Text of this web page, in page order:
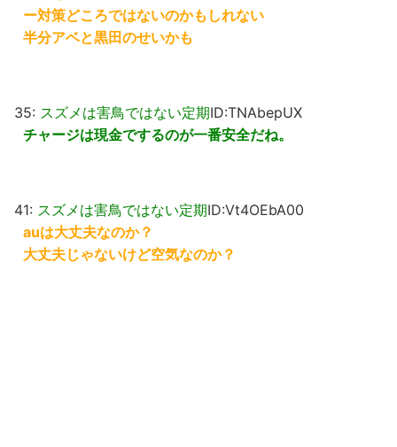
ー対策どころではないのかもしれない
半分アベと黒田のせいかも
35: スズメは害鳥ではない定期ID:TNAbepUX
チャージは現金でするのが一番安全だね。
41: スズメは害鳥ではない定期ID:Vt4OEbA00
auは大丈夫なのか？
大丈夫じゃないけど空気なのか？